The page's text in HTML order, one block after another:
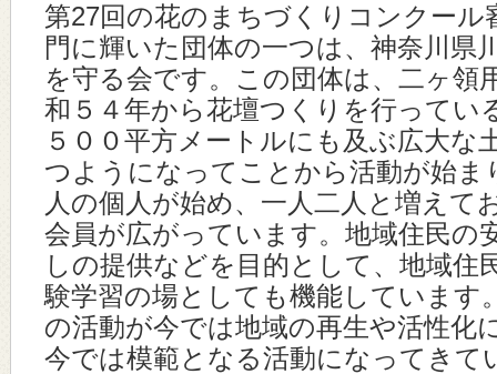
第27回の花のまちづくりコンクール
門に輝いた団体の一つは、神奈川県
を守る会です。この団体は、二ヶ領
和５４年から花壇つくりを行ってい
５００平方メートルにも及ぶ広大な
つようになってことから活動が始ま
人の個人が始め、一人二人と増えて
会員が広がっています。地域住民の
しの提供などを目的として、地域住
験学習の場としても機能しています
の活動が今では地域の再生や活性化
今では模範となる活動になってきて